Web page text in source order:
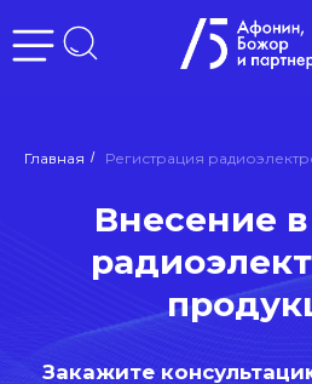
Главная / Регистрация
Внесение в
продукции
Закажите консультацию сейчас
Отправить